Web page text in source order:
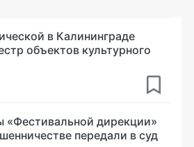
в Калининграде
объектов культурного
«Фестивальной дирекции»
передали в суд